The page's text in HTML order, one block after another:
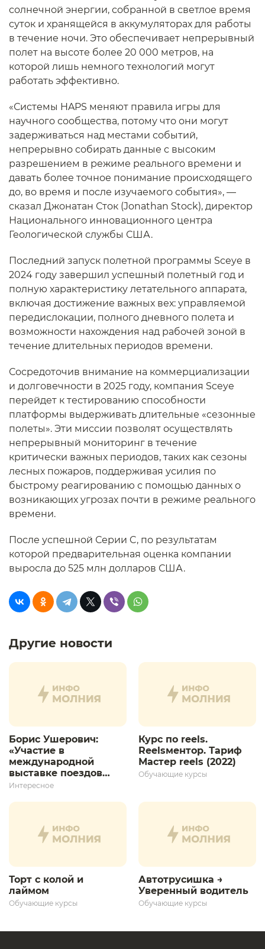
солнечной энергии, собранной в светлое время
суток и хранящейся в аккумуляторах для работы
в течение ночи. Это обеспечивает непрерывный
полет на высоте более 20 000 метров, на
которой лишь немного технологий могут
работать эффективно.
«Системы HAPS меняют правила игры для
научного сообщества, потому что они могут
задерживаться над местами событий,
непрерывно собирать данные с высоким
разрешением в режиме реального времени и
давать более точное понимание происходящего
до, во время и после изучаемого события», —
сказал Джонатан Сток (Jonathan Stock), директор
Национального инновационного центра
Геологической службы США.
Последний запуск полетной программы Sceye в
2024 году завершил успешный полетный год и
полную характеристику летательного аппарата,
включая достижение важных вех: управляемой
передислокации, полного дневного полета и
возможности нахождения над рабочей зоной в
течение длительных периодов времени.
Сосредоточив внимание на коммерциализации
и долговечности в 2025 году, компания Sceye
перейдет к тестированию способности
платформы выдерживать длительные «сезонные
полеты». Эти миссии позволят осуществлять
непрерывный мониторинг в течение
критически важных периодов, таких как сезоны
лесных пожаров, поддерживая усилия по
быстрому реагированию с помощью данных о
возникающих угрозах почти в режиме реального
времени.
После успешной Серии C, по результатам
которой предварительная оценка компании
выросла до 525 млн долларов США.
Другие новости
Борис Ушерович:
«Участие в
международной
выставке поездов
дает толчок для
развития»
Интересное
Курс по reels.
Reelsментор. Тариф
Мастер reels (2022)
Обучающие курсы
Торт с колой и
лаймом
Обучающие курсы
Автотрусишка →
Уверенный водитель​
Обучающие курсы